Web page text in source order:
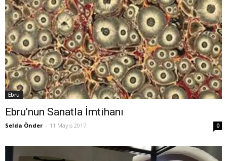
Ebru
Ebru’nun Sanatla İmtihanı
Selda Önder - 11 Mayıs 2017 0